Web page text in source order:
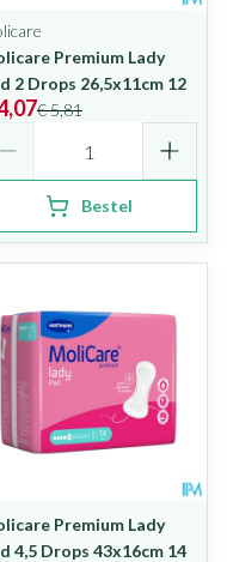
Premium Lady
2 Drops 26,5x11cm 12
€ 5,81
Bestel
Premium Lady
4,5 Drops 43x16cm 14